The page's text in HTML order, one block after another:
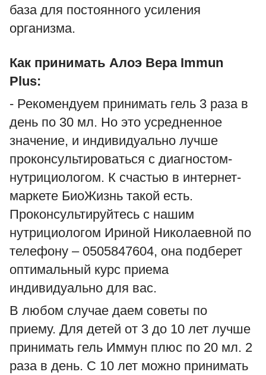
база для постоянного усиления
организма.
Как принимать Алоэ Вера Immun
Plus:
- Рекомендуем принимать гель 3 раза в
день по 30 мл. Но это усредненное
значение, и индивидуально лучше
проконсультироваться с диагностом-
нутрициологом. К счастью в интернет-
маркете БиоЖизнь такой есть.
Проконсультируйтесь с нашим
нутрициологом Ириной Николаевной по
телефону – 0505847604, она подберет
оптимальный курс приема
индивидуально для вас.
В любом случае даем советы по
приему. Для детей от 3 до 10 лет лучше
принимать гель Иммун плюс по 20 мл. 2
раза в день. С 10 лет можно принимать